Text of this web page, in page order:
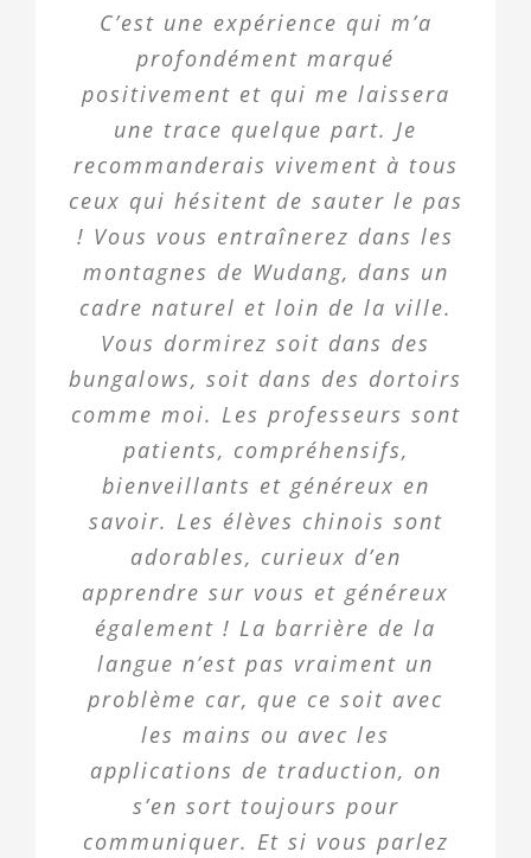
C’est une expérience qui m’a
profondément marqué
positivement et qui me laissera
une trace quelque part. Je
recommanderais vivement à tous
ceux qui hésitent de sauter le pas
! Vous vous entraînerez dans les
montagnes de Wudang, dans un
cadre naturel et loin de la ville.
Vous dormirez soit dans des
bungalows, soit dans des dortoirs
comme moi. Les professeurs sont
patients, compréhensifs,
bienveillants et généreux en
savoir. Les élèves chinois sont
adorables, curieux d’en
apprendre sur vous et généreux
également ! La barrière de la
langue n’est pas vraiment un
problème car, que ce soit avec
les mains ou avec les
applications de traduction, on
s’en sort toujours pour
communiquer. Et si vous parlez